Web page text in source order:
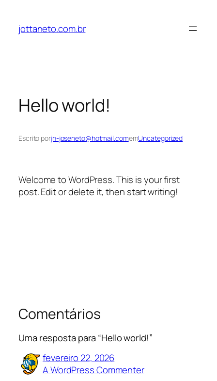
jottaneto.com.br
Hello world!
Escrito porjn-joseneto@hotmail.comemUncategorized
Welcome to WordPress. This is your first
post. Edit or delete it, then start writing!
Comentários
Uma resposta para “Hello world!”
fevereiro 22, 2026
A WordPress Commenter